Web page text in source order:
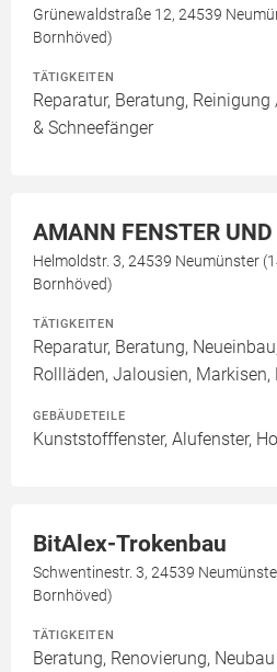
Grünewaldstraße 12, 24539
Bornhöved)
TÄTIGKEITEN
Reparatur, Beratung,
& Schneefänger
AMANN FENSTER UND
Helmoldstr. 3, 24539 Neumünster
Bornhöved)
TÄTIGKEITEN
Reparatur, Beratung,
Rollläden, Jalousien,
GEBÄUDETEILE
Kunststofffenster, Alufenster,
BitAlex-Trokenbau
Schwentinestr. 3, 24539
Bornhöved)
TÄTIGKEITEN
Beratung, Renovierung,